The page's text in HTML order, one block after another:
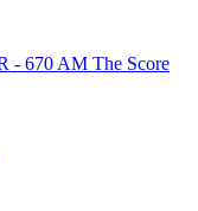
- 670 AM The Score